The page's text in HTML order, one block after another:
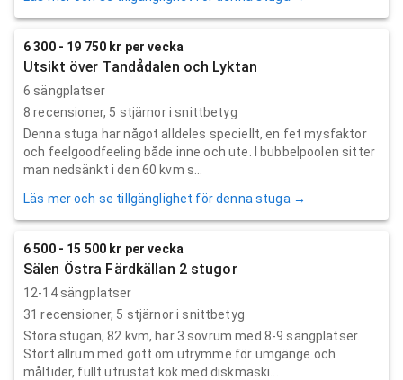
6 300 - 19 750 kr per vecka
Utsikt över Tandådalen och Lyktan
6 sängplatser
8 recensioner, 5 stjärnor i snittbetyg
Denna stuga har något alldeles speciellt, en fet mysfaktor
och feelgoodfeeling både inne och ute. I bubbelpoolen sitter
man nedsänkt i den 60 kvm s...
Läs mer och se tillgänglighet för denna stuga →
6 500 - 15 500 kr per vecka
Sälen Östra Färdkällan 2 stugor
12-14 sängplatser
31 recensioner, 5 stjärnor i snittbetyg
Stora stugan, 82 kvm, har 3 sovrum med 8-9 sängplatser.
Stort allrum med gott om utrymme för umgänge och
måltider, fullt utrustat kök med diskmaski...